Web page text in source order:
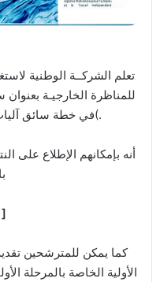
تعلم الشركــة الوطنية
في خطة سائق آليات ثقيلة ) رمز الخطة: 10001(.
أنه بإمكانهم الإطلاع على
]
كما يمكن للمترشحين
الأولية الخاصة بالمرحلة